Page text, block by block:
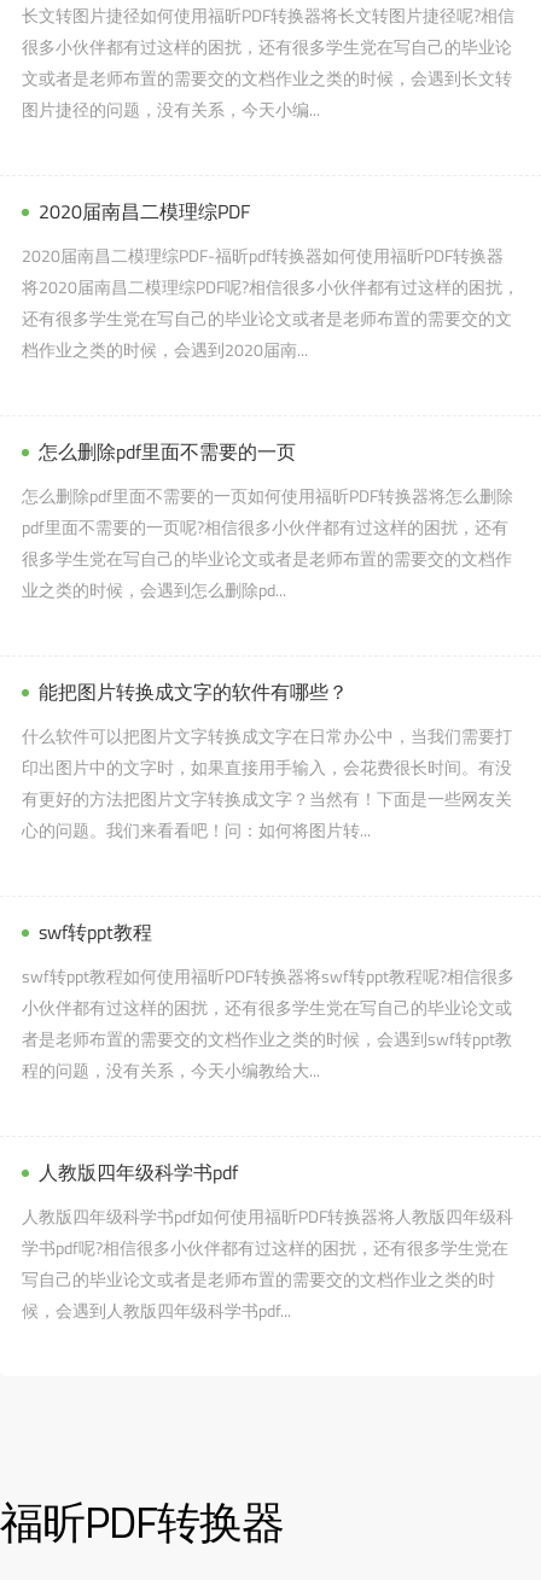
长文转图片捷径如何使用福昕PDF转换器将长文转图片捷径呢?相信
很多小伙伴都有过这样的困扰，还有很多学生党在写自己的毕业论
文或者是老师布置的需要交的文档作业之类的时候，会遇到长文转
图片捷径的问题，没有关系，今天小编...
2020届南昌二模理综PDF
2020届南昌二模理综PDF-福昕pdf转换器如何使用福昕PDF转换器
将2020届南昌二模理综PDF呢?相信很多小伙伴都有过这样的困扰，
还有很多学生党在写自己的毕业论文或者是老师布置的需要交的文
档作业之类的时候，会遇到2020届南...
怎么删除pdf里面不需要的一页
怎么删除pdf里面不需要的一页如何使用福昕PDF转换器将怎么删除
pdf里面不需要的一页呢?相信很多小伙伴都有过这样的困扰，还有
很多学生党在写自己的毕业论文或者是老师布置的需要交的文档作
业之类的时候，会遇到怎么删除pd...
能把图片转换成文字的软件有哪些？
什么软件可以把图片文字转换成文字在日常办公中，当我们需要打
印出图片中的文字时，如果直接用手输入，会花费很长时间。有没
有更好的方法把图片文字转换成文字？当然有！下面是一些网友关
心的问题。我们来看看吧！问：如何将图片转...
swf转ppt教程
swf转ppt教程如何使用福昕PDF转换器将swf转ppt教程呢?相信很多
小伙伴都有过这样的困扰，还有很多学生党在写自己的毕业论文或
者是老师布置的需要交的文档作业之类的时候，会遇到swf转ppt教
程的问题，没有关系，今天小编教给大...
人教版四年级科学书pdf
人教版四年级科学书pdf如何使用福昕PDF转换器将人教版四年级科
学书pdf呢?相信很多小伙伴都有过这样的困扰，还有很多学生党在
写自己的毕业论文或者是老师布置的需要交的文档作业之类的时
候，会遇到人教版四年级科学书pdf...
福昕PDF转换器